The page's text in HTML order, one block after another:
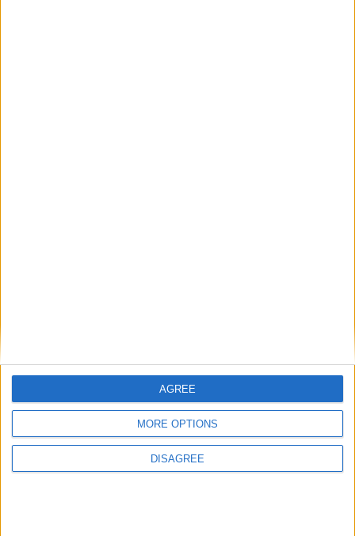
MORE OPTIONS
DISAGREE
AGREE